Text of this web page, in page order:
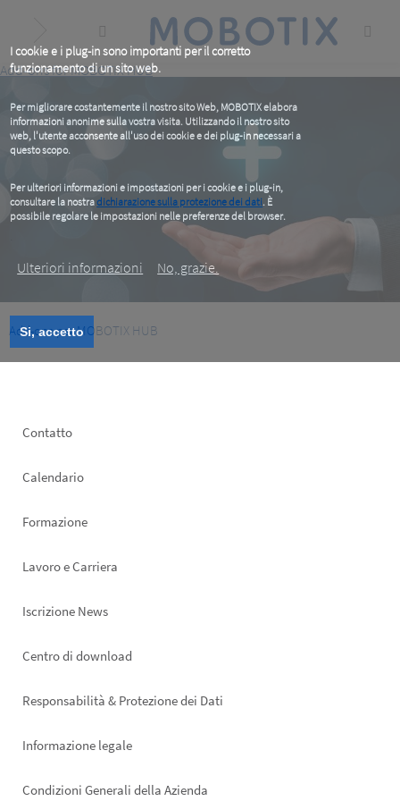
I cookie e i plug-in sono importanti per il corretto
funzionamento di un sito web.
Per migliorare costantemente il nostro sito Web, MOBOTIX elabora
informazioni anonime sulla vostra visita. Utilizzando il nostro sito
web, l'utente acconsente all'uso dei cookie e dei plug-in necessari a
questo scopo.
Per ulteriori informazioni e impostazioni per i cookie e i plug-in,
consultare la nostradichiarazione sulla protezione dei dati. È
possibile regolare le impostazioni nelle preferenze del browser.
Ulteriori informazioni
No, grazie.
Si, accetto
content
Add-ons for MOBOTIX HUB
Add-ons per MOBOTIX HUB
Footer
Contatto
Calendario
Formazione
Lavoro e Carriera
Iscrizione News
Footer
Centro di download
Responsabilità & Protezione dei Dati
Informazione legale
Condizioni Generali della Azienda